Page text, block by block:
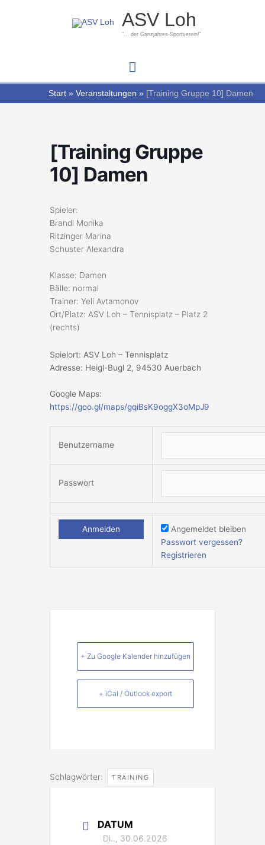
ASV Loh
"... der Ganzjahres-Sportverein!"
Hauptmenü
Start Veranstaltungen [Training Gruppe 10] Damen
[Training Gruppe
10] Damen
Spieler:
Brandl Monika
Ritzinger Marina
Schuster Alexandra
Klasse: Damen
Bälle: normal
Trainer: Yeli Avtamonov
Ort/Platz: ASV Loh – Tennisplatz – Platz 2
(rechts)
Spielort: ASV Loh – Tennisplatz
Adresse: Heigl-Bugl 2, 94530 Auerbach
Google Maps:
https://goo.gl/maps/gqiBsK9oggX3oMpJ9
Benutzername
Passwort
Angemeldet bleiben
Passwort vergessen?
Registrieren
+ Zu Google Kalender hinzufügen
+ iCal / Outlook export
Schlagwörter: TRAINING
DATUM
Di.., 30.06.2026